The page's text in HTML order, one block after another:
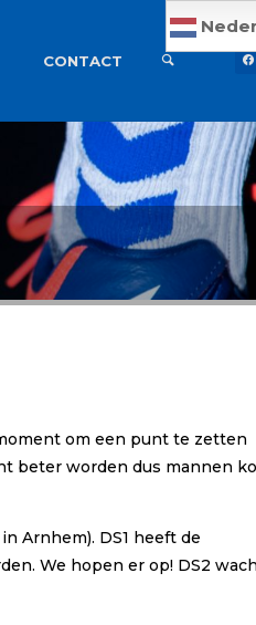
CONTACT
om een punt te zetten
beter worden dus mannen
Arnhem). DS1 heeft de
We hopen er op! DS2